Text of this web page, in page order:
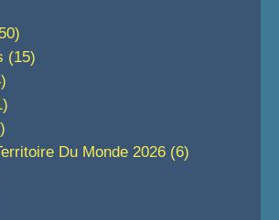
(15)
Du Monde 2026 (6)